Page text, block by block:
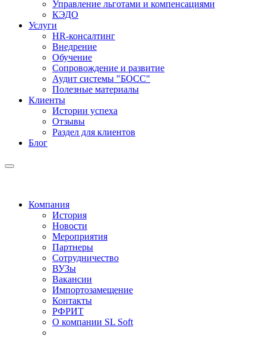
Управление льготами и компенсациями
КЭДО
Услуги
HR-консалтинг
Внедрение
Обучение
Сопровождение и развитие
Аудит системы "БОСС"
Полезные материалы
Клиенты
Истории успеха
Отзывы
Раздел для клиентов
Блог
Компания
История
Новости
Мероприятия
Партнеры
Сотрудничество
ВУЗы
Вакансии
Импортозамещение
Контакты
РФРИТ
О компании SL Soft